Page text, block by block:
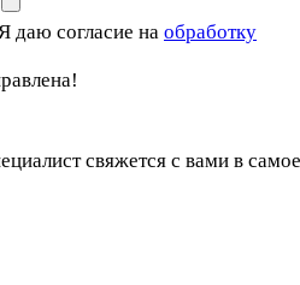
даю согласие на обработку
свяжется с вами в самое